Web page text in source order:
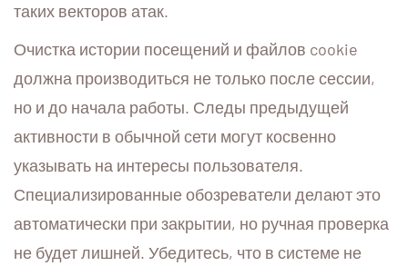
таких векторов атак.
Очистка истории посещений и файлов cookie
должна производиться не только после сессии,
но и до начала работы. Следы предыдущей
активности в обычной сети могут косвенно
указывать на интересы пользователя.
Специализированные обозреватели делают это
автоматически при закрытии, но ручная проверка
не будет лишней. Убедитесь, что в системе не